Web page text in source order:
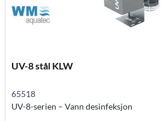
UV-8 stål KLW
65518
UV-8-serien – Vann desinfeksjon